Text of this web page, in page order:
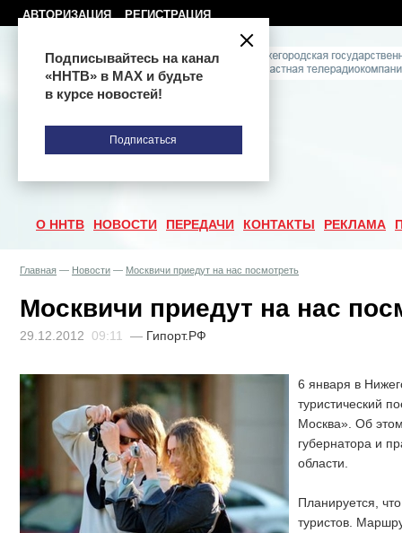
АВТОРИЗАЦИЯ РЕГИСТРАЦИЯ
О ННТВ НОВОСТИ ПЕРЕДАЧИ КОНТАКТЫ РЕКЛАМА
Главная — Новости — Москвичи приедут на нас посмотреть
Москвичи приедут на нас
29.12.2012 09:11 — Гипорт.РФ
6 января в
туристический
Москва». Об
губернатора и
области.
Планируется,
туристов.
Подписывайтесь на канал
«ННТВ» в МАХ и будьте
в курсе новостей!
Подписаться